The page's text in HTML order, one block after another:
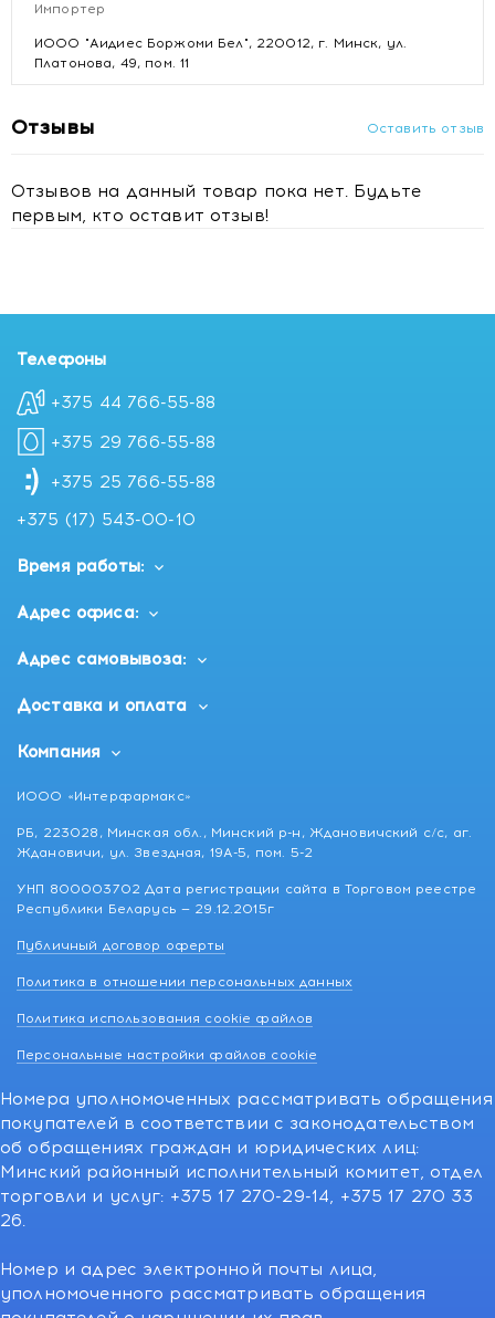
Импортер
ИООО "Аидиес Боржоми Бел", 220012, г. Минск, ул.
Платонова, 49, пом. 11
Отзывы Оставить отзыв
Отзывов на данный товар пока нет. Будьте
первым, кто оставит отзыв!
Телефоны
+375 44 766-55-88
+375 29 766-55-88
+375 25 766-55-88
+375 (17) 543-00-10
Время работы:
Адрес офиса:
Адрес самовывоза:
Доставка и оплата
Компания
ИООО «Интерфармакс»
РБ, 223028, Минская обл., Минский р-н, Ждановичский с/с, аг.
Ждановичи, ул. Звездная, 19А-5, пом. 5-2
УНП 800003702 Дата регистрации сайта в Торговом реестре
Республики Беларусь — 29.12.2015г
Публичный договор оферты
Политика в отношении персональных данных
Политика использования cookie файлов
Персональные настройки файлов cookie
Номера уполномоченных рассматривать обращения
покупателей в соответствии с законодательством
об обращениях граждан и юридических лиц:
Минский районный исполнительный комитет, отдел
торговли и услуг: +375 17 270-29-14, +375 17 270 33
26.
Номер и адрес электронной почты лица,
уполномоченного рассматривать обращения